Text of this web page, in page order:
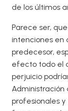
de los últimos
Parece ser,
intenciones en
predecesor,
efecto todo el
perjuicio
Administración
profesionales